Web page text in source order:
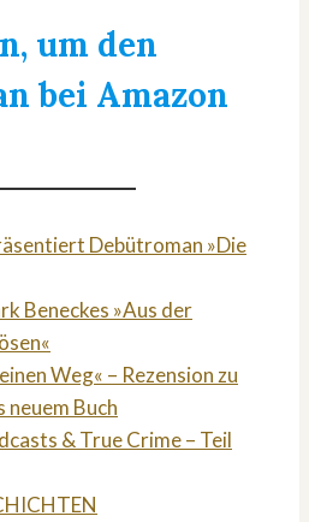
um den
bei Amazon
Debütroman »Die
Beneckes »Aus der
Weg« – Rezension zu
neuem Buch
& True Crime – Teil